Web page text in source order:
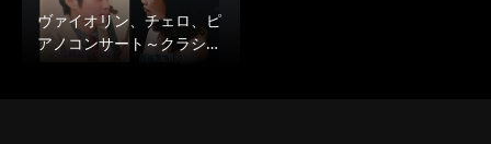
ヴァイオリン、チェロ、ピ
アノコンサート～クラシ…